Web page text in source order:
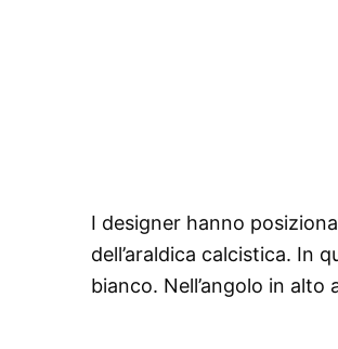
I designer hanno
dell’araldica calcistica. In
bianco. Nell’angolo in